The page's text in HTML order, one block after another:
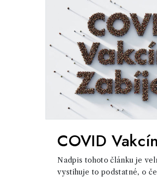
COVID
Nadpis tohoto článku je
vystihuje to podstatné, o